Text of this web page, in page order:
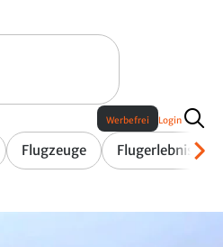
Flugzeuge Flugerlebnis
Werbefrei Login